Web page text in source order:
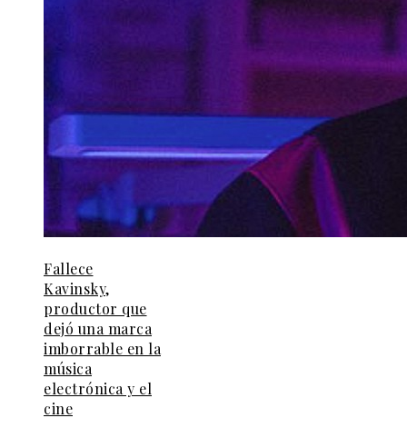
Fallece
Kavinsky,
productor que
dejó una marca
imborrable en la
música
electrónica y el
cine